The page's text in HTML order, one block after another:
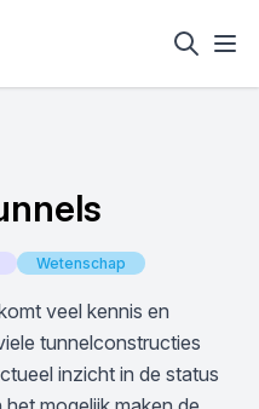
Wetenschap
veel kennis en
tunnelconstructies
inzicht in de status